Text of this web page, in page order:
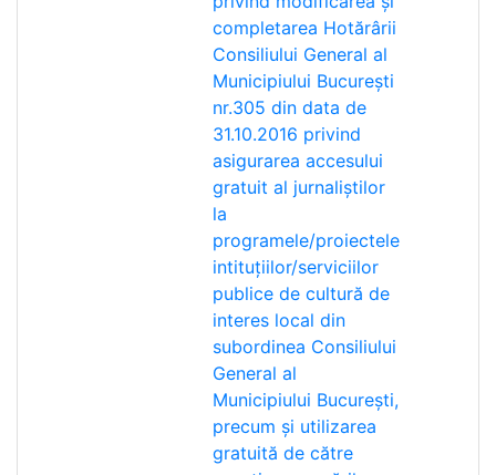
completarea Hotărârii
Consiliului General al
Municipiului București
nr.305 din data de
31.10.2016 privind
asigurarea accesului
gratuit al jurnaliștilor
la
programele/proiectele
intituțiilor/serviciilor
publice de cultură de
interes local din
subordinea Consiliului
General al
Municipiului București,
precum și utilizarea
gratuită de către